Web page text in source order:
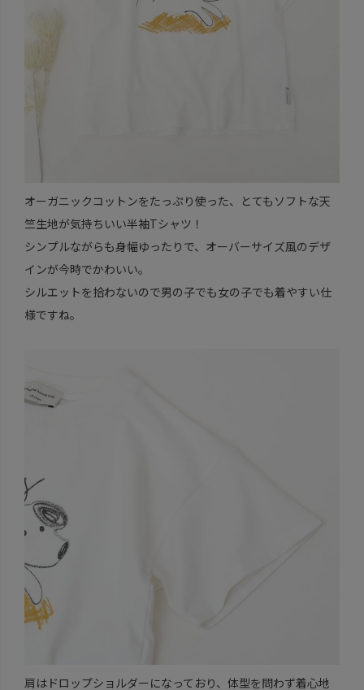
オーガニックコットンをたっぷり使った、とてもソフトな天
竺生地が気持ちいい半袖Tシャツ！
シンプルながらも身幅ゆったりで、オーバーサイズ風のデザ
インが今時でかわいい。
シルエットを拾わないので男の子でも女の子でも着やすい仕
様ですね。
肩はドロップショルダーになっており、体型を問わず着心地